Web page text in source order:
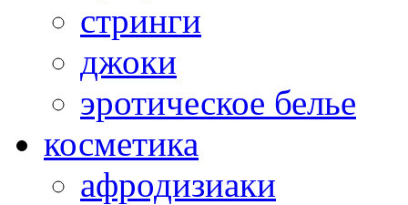
стринги
джоки
эротическое белье
косметика
афродизиаки